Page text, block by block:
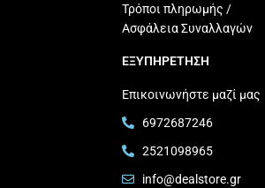
Τρόποι πληρωμής /
Ασφάλεια Συναλλαγών
ΕΞΥΠΗΡΕΤΗΣΗ
Επικοινωνήστε μαζί μας
6972687246
2521098965
info@dealstore.gr